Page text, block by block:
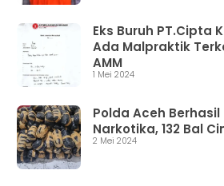
Eks Buruh PT.Cipta Kridatama Diduga
Ada Malpraktik
AMM
1 Mei 2024
Polda Aceh
Narkotika, 132 Bal
2 Mei 2024